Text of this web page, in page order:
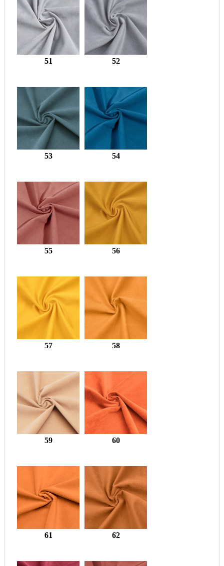
51 52
53 54
55 56
57 58
59 60
61 62